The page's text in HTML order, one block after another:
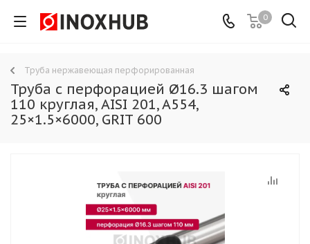
0
Труба нержавеющая перфорированная
Труба с перфорацией Ø16.3 шагом
110 круглая, AISI 201, A554,
25×1.5×6000, GRIT 600